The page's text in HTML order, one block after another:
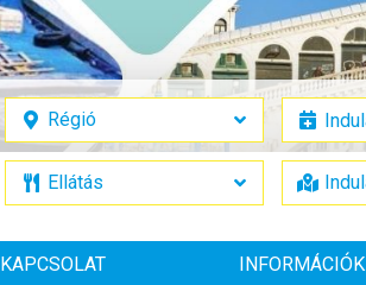
KAPCSOLAT INFORMÁCIÓK